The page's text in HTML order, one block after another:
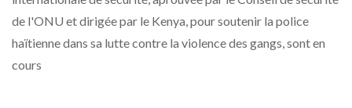
de l'ONU et dirigée par le Kenya, pour soutenir la police
haïtienne dans sa lutte contre la violence des gangs, sont en
cours